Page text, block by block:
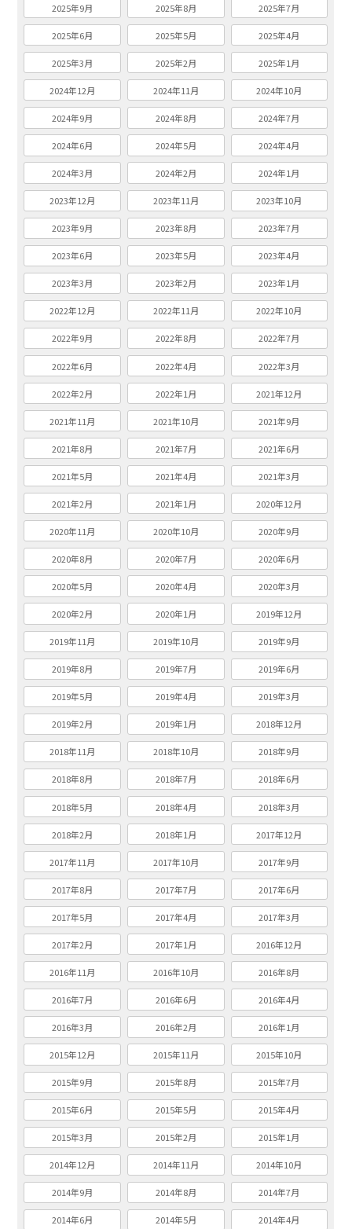
2025年9月 2025年8月 2025年7月
2025年6月 2025年5月 2025年4月
2025年3月 2025年2月 2025年1月
2024年12月 2024年11月 2024年10月
2024年9月 2024年8月 2024年7月
2024年6月 2024年5月 2024年4月
2024年3月 2024年2月 2024年1月
2023年12月 2023年11月 2023年10月
2023年9月 2023年8月 2023年7月
2023年6月 2023年5月 2023年4月
2023年3月 2023年2月 2023年1月
2022年12月 2022年11月 2022年10月
2022年9月 2022年8月 2022年7月
2022年6月 2022年4月 2022年3月
2022年2月 2022年1月 2021年12月
2021年11月 2021年10月 2021年9月
2021年8月 2021年7月 2021年6月
2021年5月 2021年4月 2021年3月
2021年2月 2021年1月 2020年12月
2020年11月 2020年10月 2020年9月
2020年8月 2020年7月 2020年6月
2020年5月 2020年4月 2020年3月
2020年2月 2020年1月 2019年12月
2019年11月 2019年10月 2019年9月
2019年8月 2019年7月 2019年6月
2019年5月 2019年4月 2019年3月
2019年2月 2019年1月 2018年12月
2018年11月 2018年10月 2018年9月
2018年8月 2018年7月 2018年6月
2018年5月 2018年4月 2018年3月
2018年2月 2018年1月 2017年12月
2017年11月 2017年10月 2017年9月
2017年8月 2017年7月 2017年6月
2017年5月 2017年4月 2017年3月
2017年2月 2017年1月 2016年12月
2016年11月 2016年10月 2016年8月
2016年7月 2016年6月 2016年4月
2016年3月 2016年2月 2016年1月
2015年12月 2015年11月 2015年10月
2015年9月 2015年8月 2015年7月
2015年6月 2015年5月 2015年4月
2015年3月 2015年2月 2015年1月
2014年12月 2014年11月 2014年10月
2014年9月 2014年8月 2014年7月
2014年6月 2014年5月 2014年4月